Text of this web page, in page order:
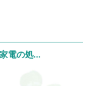
電の処...